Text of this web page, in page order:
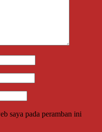
saya pada peramban ini